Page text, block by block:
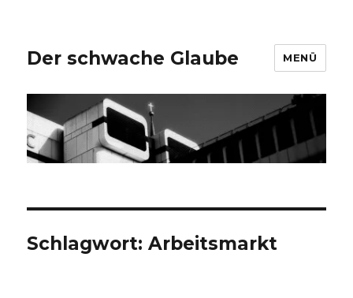
Der schwache Glaube MENÜ
Schlagwort:Arbeitsmarkt